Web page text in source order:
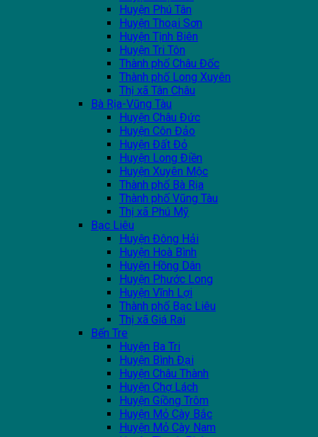
Huyện Phú Tân
Huyện Thoại Sơn
Huyện Tịnh Biên
Huyện Tri Tôn
Thành phố Châu Đốc
Thành phố Long Xuyên
Thị xã Tân Châu
Bà Rịa-Vũng Tàu
Huyện Châu Đức
Huyện Côn Đảo
Huyện Đất Đỏ
Huyện Long Điền
Huyện Xuyên Mộc
Thành phố Bà Rịa
Thành phố Vũng Tàu
Thị xã Phú Mỹ
Bạc Liêu
Huyện Đông Hải
Huyện Hoà Bình
Huyện Hồng Dân
Huyện Phước Long
Huyện Vĩnh Lợi
Thành phố Bạc Liêu
Thị xã Giá Rai
Bến Tre
Huyện Ba Tri
Huyện Bình Đại
Huyện Châu Thành
Huyện Chợ Lách
Huyện Giồng Trôm
Huyện Mỏ Cày Bắc
Huyện Mỏ Cày Nam